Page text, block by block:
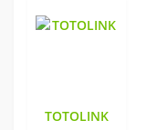
TOTOLINK